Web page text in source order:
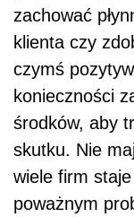
zachować
klienta czy
czymś
konieczności
środków, aby
skutku. Nie
wiele firm
poważnym